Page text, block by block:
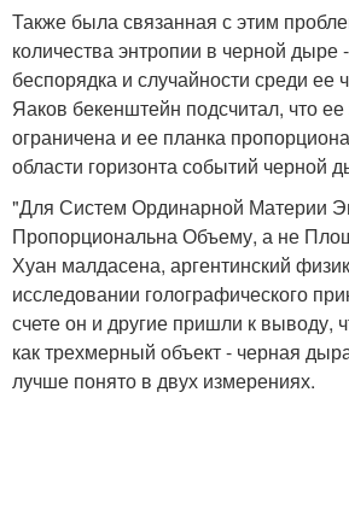
Также была связанная с этим
количества энтропии в черной дыре
беспорядка и случайности среди ее
Яаков бекенштейн подсчитал, что ее
ограничена и ее планка
области горизонта событий черной
"Для Систем Ординарной Материи
Пропорциональна Объему, а не
Хуан малдасена, аргентинский
исследовании голографического
счете он и другие пришли к выводу,
как трехмерный объект - черная
лучше понято в двух измерениях.